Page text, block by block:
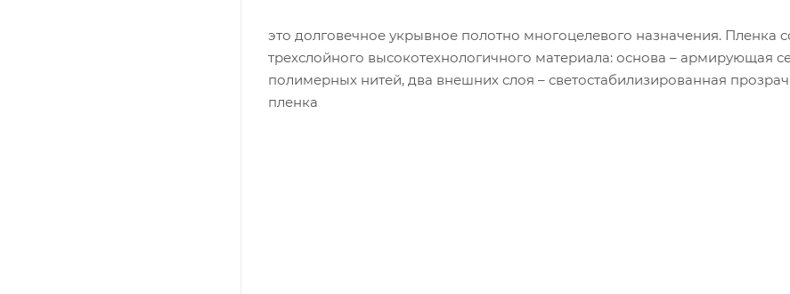
это долговечное укрывное полотно многоцелевого назначения. Пленка
трехслойного высокотехнологичного материала: основа – армирующая
полимерных нитей, два внешних слоя – светостабилизированная
пленка